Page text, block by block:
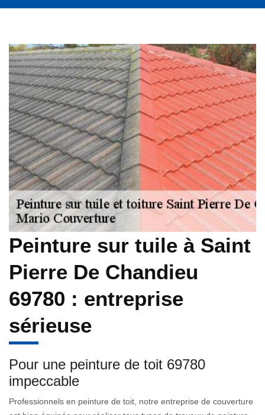
Peinture sur tuile à Saint
Pierre De Chandieu
69780 : entreprise
sérieuse
Pour une peinture de toit 69780
impeccable
Professionnels en peinture de toit, notre entreprise de couverture